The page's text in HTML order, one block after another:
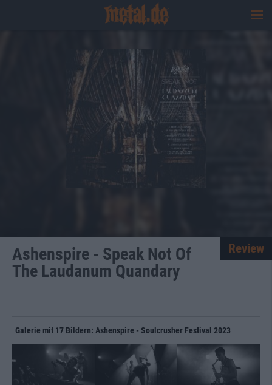
Ashenspire - Speak Not Of
The Laudanum Quandary
Review
Galerie mit 17 Bildern: Ashenspire - Soulcrusher Festival 2023